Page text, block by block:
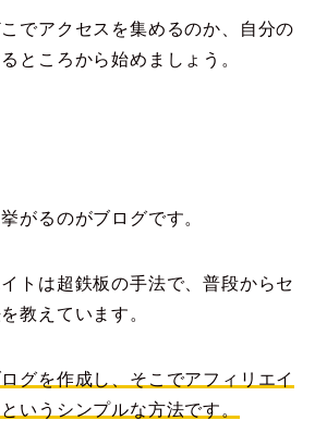
でアクセスを集めるのか、自分の
ところから始めましょう。
がるのがブログです。
トは超鉄板の手法で、普段からセ
教えています。
グを作成し、そこでアフィリエイ
いうシンプルな方法です。